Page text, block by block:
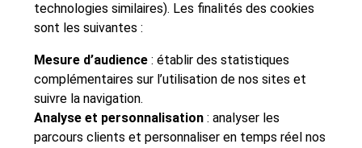
technologies similaires). Les finalités des cookies
sont les suivantes :
Mesure d’audience : établir des statistiques
complémentaires sur l’utilisation de nos sites et
suivre la navigation.
Analyse et personnalisation : analyser les
parcours clients et personnaliser en temps réel nos
Téléchargez notre guide pratique pour maîtriser
bulletins de paie et simplifiez vos processus RH de
manière conforme et sécurisée.